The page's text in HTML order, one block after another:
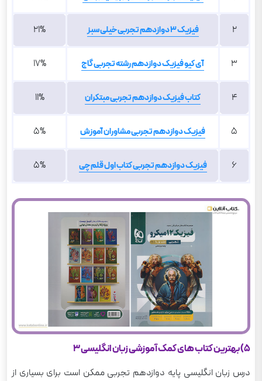
2 فیزیک 3 دوازدهم تجربی خیلی سبز 21%
3 آی کیو فیزیک دوازدهم رشته تجربی گاج 17%
4 کتاب فیزیک دوازدهم تجربی مبتکران 11%
5 فیزیک دوازدهم تجربی مشاوران آموزش 5%
6 فیزیک دوازدهم تجربی کتاب اول قلم چی 5%
5) بهترین کتاب های کمک آموزشی زبان انگلیسی 3
درس زبان انگلیسی پایه دوازدهم تجربی ممکن است برای بسیاری از